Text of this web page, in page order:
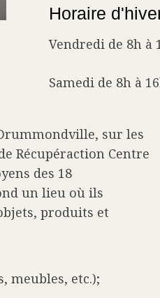
Horaire
Vendredi de 8h à
Samedi de 8h à
sur les
Récupéraction Centre
des 18
un lieu où ils
produits et
meubles, etc.);